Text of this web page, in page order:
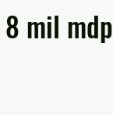
mil mdp